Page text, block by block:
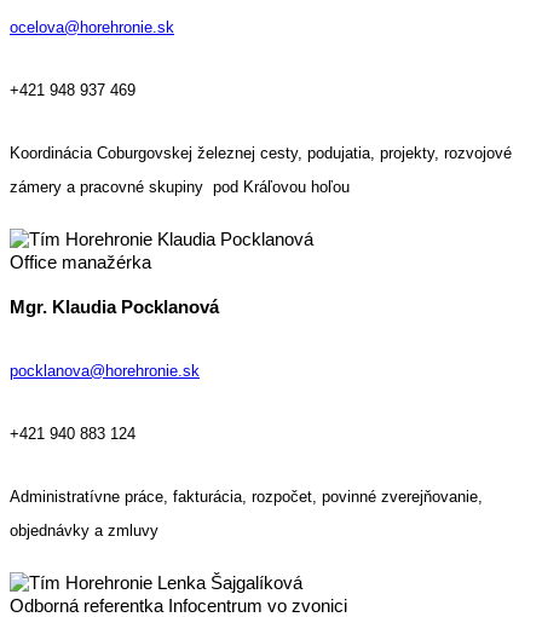
ocelova@horehronie.sk
+421 948 937 469
Koordinácia Coburgovskej železnej cesty, podujatia, projekty, rozvojové
zámery a pracovné skupiny pod Kráľovou hoľou
Office manažérka
Mgr. Klaudia Pocklanová
pocklanova@horehronie.sk
+421 940 883 124
Administratívne práce, fakturácia, rozpočet, povinné zverejňovanie,
objednávky a zmluvy
Odborná referentka Infocentrum vo zvonici